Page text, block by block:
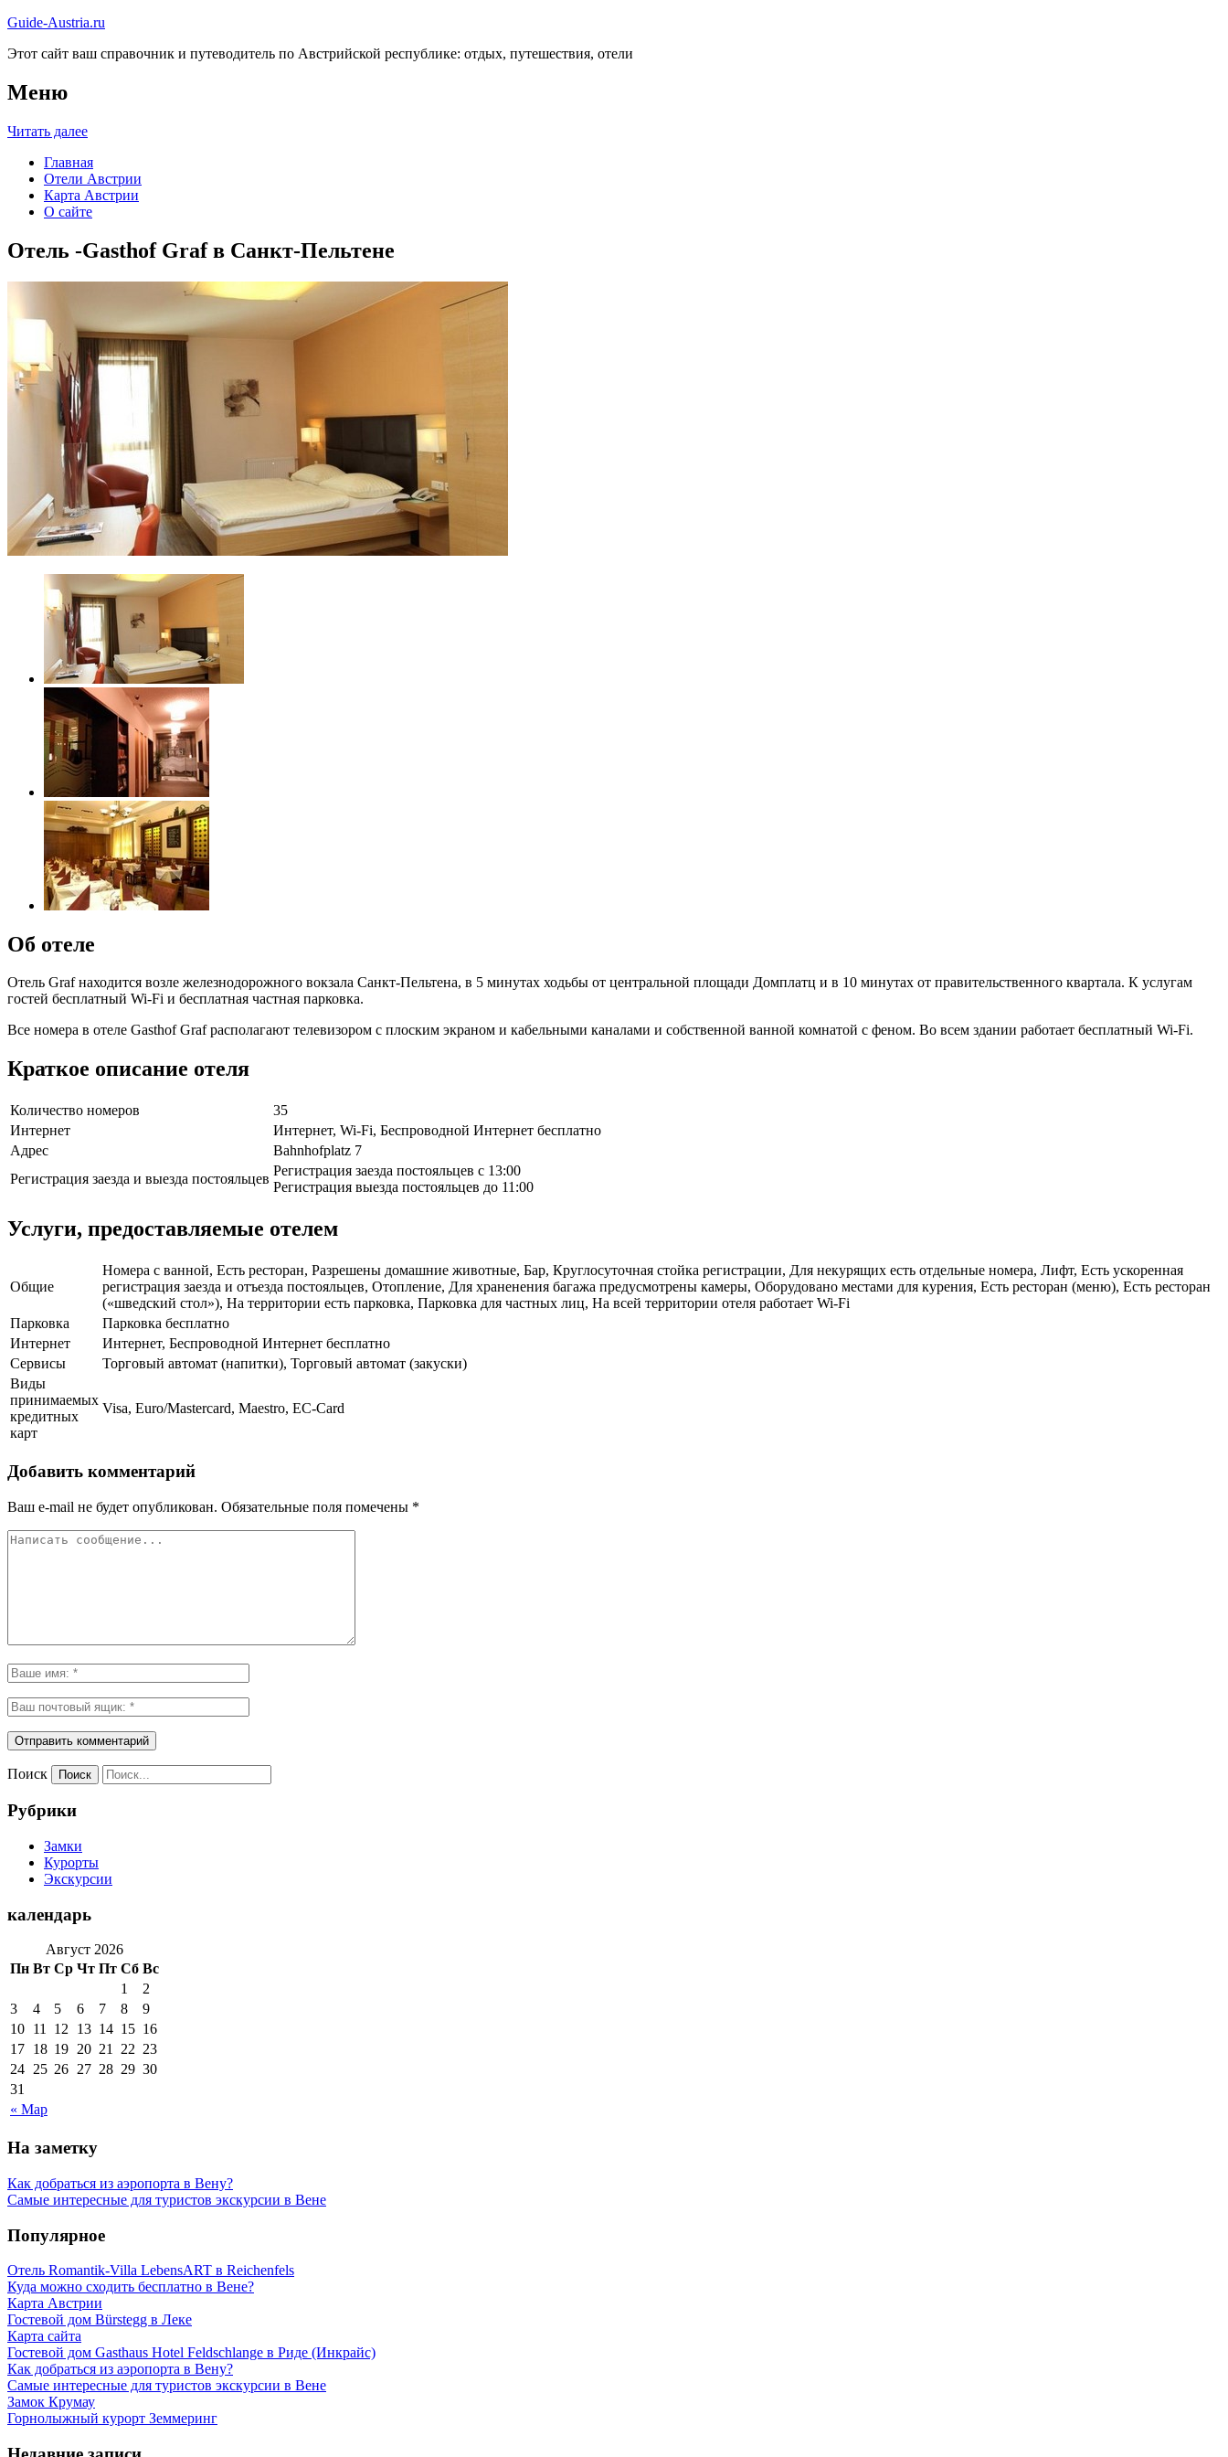
Guide-Austria.ru
Этот сайт ваш справочник и путеводитель по Австрийской республике: отдых, путешествия, отели
Меню
Читать далее
Главная
Отели Австрии
Карта Австрии
О сайте
Отель -Gasthof Graf в Санкт-Пельтене
Об отеле
Отель Graf находится возле железнодорожного вокзала Санкт-Пельтена, в 5 минутах ходьбы от центральной площади Домплатц и в 10 минутах от правительственного квартала. К услугам
гостей бесплатный Wi-Fi и бесплатная частная парковка.
Все номера в отеле Gasthof Graf располагают телевизором с плоским экраном и кабельными каналами и собственной ванной комнатой с феном. Во всем здании работает бесплатный Wi-Fi.
Краткое описание отеля
Количество номеров
35
Интернет
Интернет, Wi-Fi, Беспроводной Интернет бесплатно
Адрес
Bahnhofplatz 7
Регистрация заезда и выезда постояльцев
Регистрация заезда постояльцев с 13:00
Регистрация выезда постояльцев до 11:00
Услуги, предоставляемые отелем
Общие
Номера с ванной, Есть ресторан, Разрешены домашние животные, Бар, Круглосуточная стойка регистрации, Для некурящих есть отдельные номера, Лифт, Есть ускоренная
регистрация заезда и отъезда постояльцев, Отопление, Для храненения багажа предусмотрены камеры, Оборудовано местами для курения, Есть ресторан (меню), Есть ресторан
(«шведский стол»), На территории есть парковка, Парковка для частных лиц, На всей территории отеля работает Wi-Fi
Парковка
Парковка бесплатно
Интернет
Интернет, Беспроводной Интернет бесплатно
Сервисы
Торговый автомат (напитки), Торговый автомат (закуски)
Виды
принимаемых
кредитных
карт
Visa, Euro/Mastercard, Maestro, EC-Card
Добавить комментарий
Ваш e-mail не будет опубликован. Обязательные поля помечены *
Поиск
Рубрики
Замки
Курорты
Экскурсии
календарь
Август 2026
Пн Вт Ср Чт Пт Сб Вс
« Мар
1
2
3
4 5 6 7 8
9
10 11 12 13 14 15 16
17 18 19 20 21 22 23
24 25 26 27 28 29 30
31
На заметку
Как добраться из аэропорта в Вену?
Самые интересные для туристов экскурсии в Вене
Популярное
Отель Romantik-Villa LebensART в Reichenfels
Куда можно сходить бесплатно в Вене?
Карта Австрии
Гостевой дом Bürstegg в Леке
Карта сайта
Гостевой дом Gasthaus Hotel Feldschlange в Риде (Инкрайс)
Как добраться из аэропорта в Вену?
Самые интересные для туристов экскурсии в Вене
Замок Крумау
Горнолыжный курорт Земмеринг